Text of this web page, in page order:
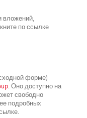
вложений,
по ссылке
форме)
. Оно доступно на
свободно
подробных